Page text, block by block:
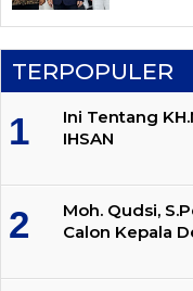
TERPOPULER
Ini Tentang
IHSAN
Moh. Qudsi,
Calon Kepala